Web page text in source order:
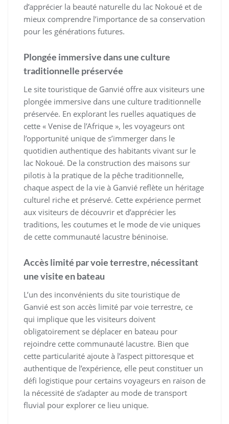
d’apprécier la beauté naturelle du lac Nokoué et de
mieux comprendre l’importance de sa conservation
pour les générations futures.
Plongée immersive dans une culture
traditionnelle préservée
Le site touristique de Ganvié offre aux visiteurs une
plongée immersive dans une culture traditionnelle
préservée. En explorant les ruelles aquatiques de
cette « Venise de l’Afrique », les voyageurs ont
l’opportunité unique de s’immerger dans le
quotidien authentique des habitants vivant sur le
lac Nokoué. De la construction des maisons sur
pilotis à la pratique de la pêche traditionnelle,
chaque aspect de la vie à Ganvié reflète un héritage
culturel riche et préservé. Cette expérience permet
aux visiteurs de découvrir et d’apprécier les
traditions, les coutumes et le mode de vie uniques
de cette communauté lacustre béninoise.
Accès limité par voie terrestre, nécessitant
une visite en bateau
L’un des inconvénients du site touristique de
Ganvié est son accès limité par voie terrestre, ce
qui implique que les visiteurs doivent
obligatoirement se déplacer en bateau pour
rejoindre cette communauté lacustre. Bien que
cette particularité ajoute à l’aspect pittoresque et
authentique de l’expérience, elle peut constituer un
défi logistique pour certains voyageurs en raison de
la nécessité de s’adapter au mode de transport
fluvial pour explorer ce lieu unique.